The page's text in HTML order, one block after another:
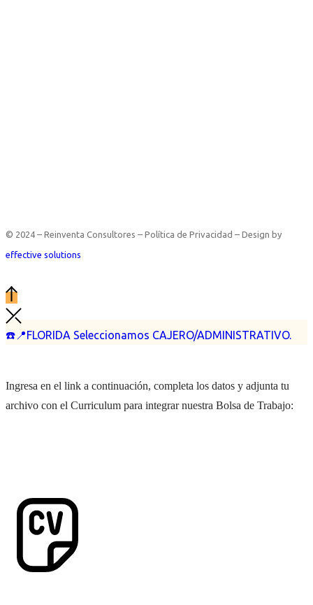
☎️📍FLORIDA Seleccionamos CAJERO/ADMINISTRATIVO.
© 2024 – Reinventa Consultores – Política de Privacidad – Design by
effective solutions
Ingresa en el link a continuación, completa los datos y adjunta tu
archivo con el Curriculum para integrar nuestra Bolsa de Trabajo: